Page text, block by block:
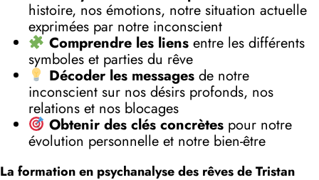
histoire, nos émotions, notre situation actuelle
exprimées par notre inconscient
Comprendre les liensentre les différents
symboles et parties du rêve
Décoder les messagesde notre
inconscient sur nos désirs profonds, nos
relations et nos blocages
Obtenir des clés concrètespour notre
évolution personnelle et notre bien-être
La formation en psychanalyse des rêves de Tristan